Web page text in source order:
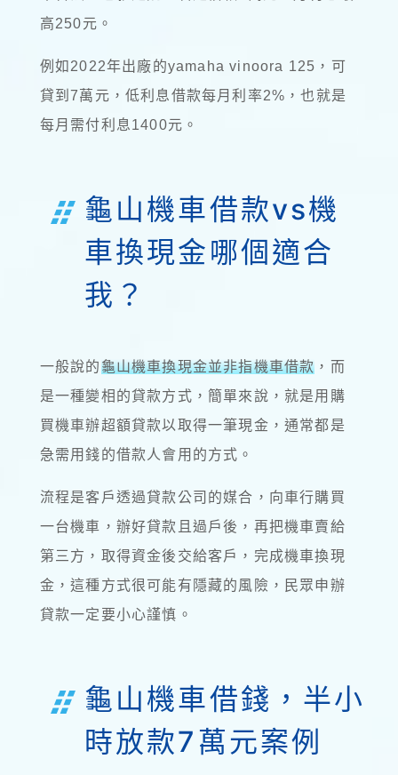
高250元。
例如2022年出廠的yamaha vinoora 125，可
貸到7萬元，低利息借款每月利率2%，也就是
每月需付利息1400元。
龜山機車借款vs機
車換現金哪個適合
我？
一般說的龜山機車換現金並非指機車借款 ，而
是一種變相的貸款方式，簡單來說，就是用購
買機車辦超額貸款以取得一筆現金，通常都是
急需用錢的借款人會用的方式。
流程是客戶透過貸款公司的媒合，向車行購買
一台機車，辦好貸款且過戶後，再把機車賣給
第三方，取得資金後交給客戶，完成機車換現
金，這種方式很可能有隱藏的風險，民眾申辦
貸款一定要小心謹慎。
龜山機車借錢，半小
時放款7萬元案例